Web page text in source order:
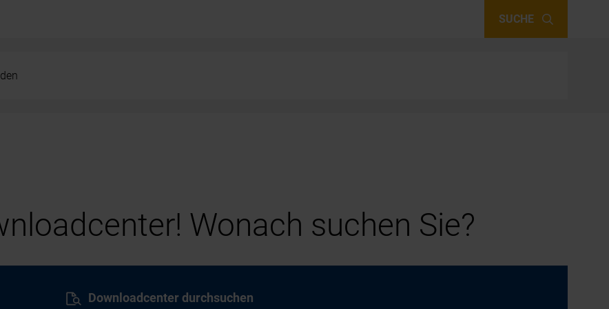
SUCHE
Wonach suchen Sie?
Downloadcenter durchsuchen